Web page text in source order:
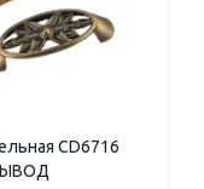
CD6716